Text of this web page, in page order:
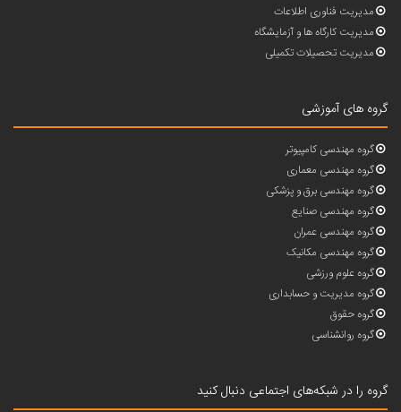
مدیریت فناوری اطلاعات
مدیریت کارگاه ها و آزمایشگاه
مدیریت تحصیلات تکمیلی
گروه های آموزشی
گروه مهندسی کامپیوتر
گروه مهندسی معماری
گروه مهندسی برق و پزشکی
گروه مهندسی صنایع
گروه مهندسی عمران
گروه مهندسی مکانیک
گروه علوم ورزشی
گروه مدیریت و حسابداری
گروه حقوق
گروه روانشناسی
گروه را در شبکه‌های اجتماعی دنبال کنید